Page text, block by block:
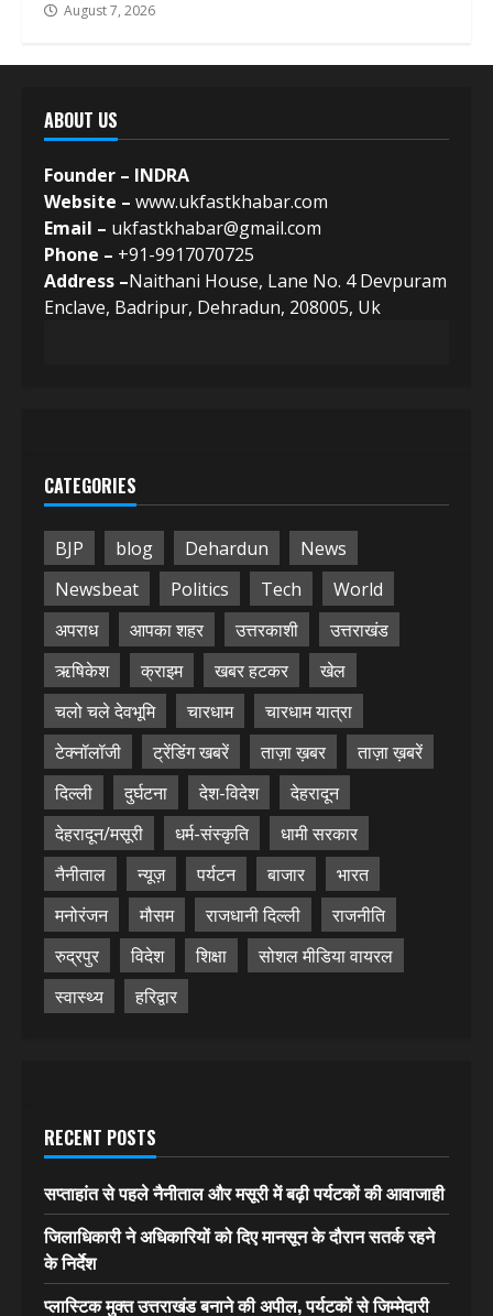
August 7, 2026
ABOUT US
Founder – INDRA
Website – www.ukfastkhabar.com
Email – ukfastkhabar@gmail.com
Phone – +91-9917070725
Address –Naithani House, Lane No. 4 Devpuram
Enclave, Badripur, Dehradun, 208005, Uk
CATEGORIES
BJP blog Dehardun
News
Newsbeat
Politics Tech
World
अपराध
आपका शहर उत्तरकाशी
उत्तराखंड
ऋषिकेश
क्राइम खबर हटकर
खेल
चलो चले देवभूमि
चारधाम
चारधाम यात्रा
टेक्नॉलॉजी
ट्रेंडिंग खबरें ताज़ा ख़बर
ताज़ा ख़बरें
दिल्ली
दुर्घटना देश-विदेश
देहरादून
देहरादून/मसूरी
धर्म-संस्कृति
धामी सरकार
नैनीताल
न्यूज़ पर्यटन बाजार
भारत
मनोरंजन
मौसम राजधानी दिल्ली
राजनीति
रुद्रपुर
विदेश शिक्षा
सोशल मीडिया वायरल
स्वास्थ्य
हरिद्वार
RECENT POSTS
सप्ताहांत से पहले नैनीताल और मसूरी में बढ़ी पर्यटकों की आवाजाही
जिलाधिकारी ने अधिकारियों को दिए मानसून के दौरान सतर्क रहने
के निर्देश
प्लास्टिक मुक्त उत्तराखंड बनाने की अपील, पर्यटकों से जिम्मेदारी